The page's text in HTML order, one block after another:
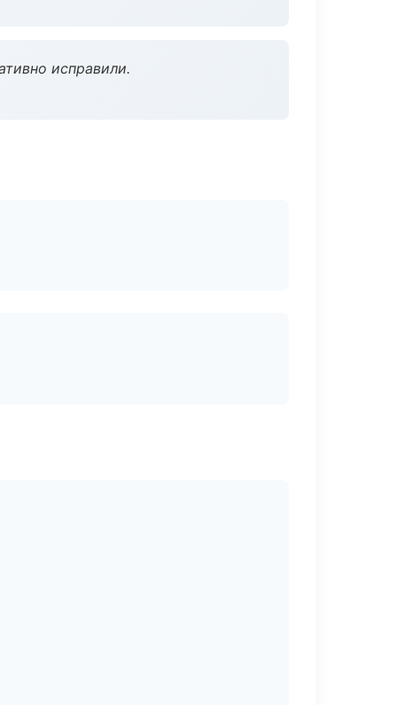
исправили.